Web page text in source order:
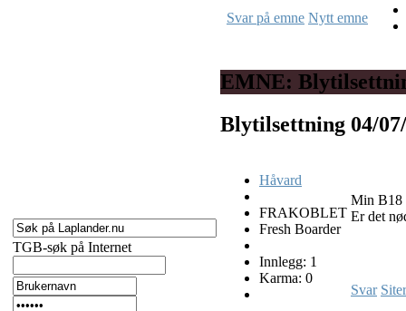
TGB-søk på Internet
Svar på emne Nytt emne
EMNE:
Blytilsettning 04/
Håvard
FRAKOBLET
Fresh Boarder
Innlegg: 1
Karma: 0
Min B18
Er det
Svar Siter